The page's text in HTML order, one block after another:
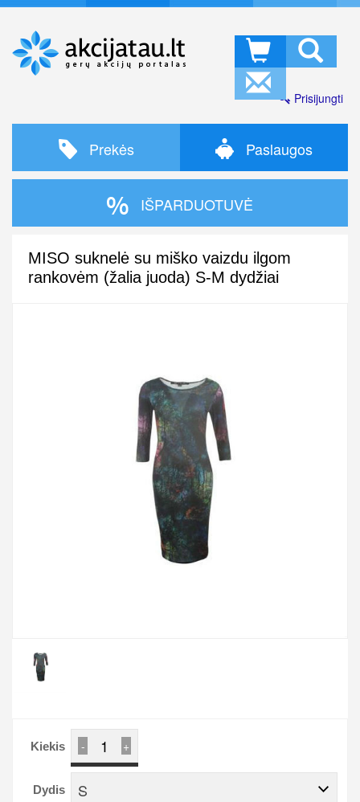
Prisijungti
Prekės Paslaugos
IŠPARDUOTUVĖ
MISO suknelė su miško vaizdu ilgom
rankovėm (žalia juoda) S-M dydžiai
Kiekis - +
Dydis S